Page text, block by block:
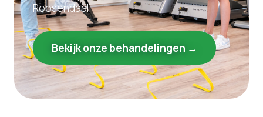
Roosendaal.
Bekijk onze behandelingen →